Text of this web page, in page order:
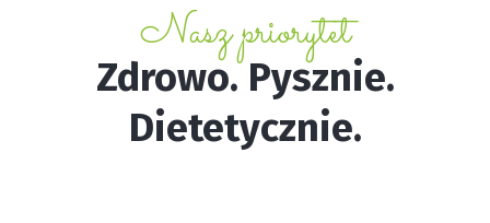
Nasz priorytet
Zdrowo. Pysznie.
Dietetycznie.